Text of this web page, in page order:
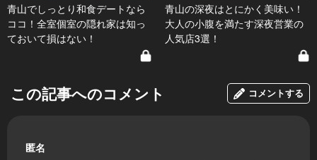
青山でしっとり和食デートなら
ココ！全室個室の隠れ家は知っ
ておいて損はない！
青山の深夜はとにかく美味い！
大人の小腹を満たす深夜営業の
人気店3選！
この記事へのコメント コメントする
匿名